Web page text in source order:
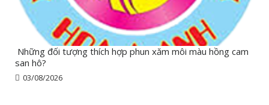
Những đối tượng thích hợp phun xăm môi màu hồng cam
san hô?
03/08/2026